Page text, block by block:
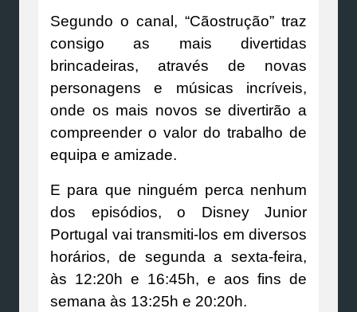
Segundo o canal, “Cãostrução” traz
consigo as mais divertidas
brincadeiras, através de novas
personagens e músicas incríveis,
onde os mais novos se divertirão a
compreender o valor do trabalho de
equipa e amizade.
E para que ninguém perca nenhum
dos episódios, o Disney Junior
Portugal vai transmiti-los em diversos
horários, de segunda a sexta-feira,
às 12:20h e 16:45h, e aos fins de
semana às 13:25h e 20:20h.